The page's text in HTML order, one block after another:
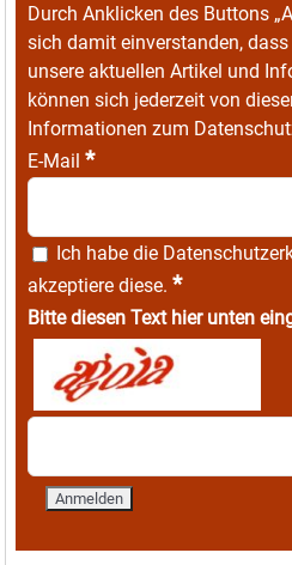
Durch Anklicken des Buttons
sich damit einverstanden,
unsere aktuellen Artikel und
können sich jederzeit von
Informationen zum
E-Mail *
Ich habe die
akzeptiere diese. *
Bitte diesen Text hier unten